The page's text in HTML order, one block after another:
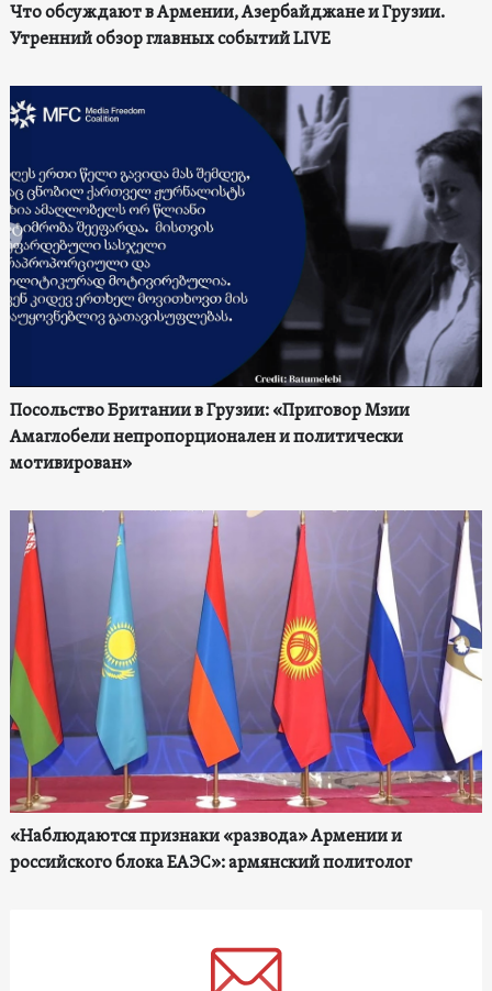
Что обсуждают в Армении, Азербайджане и Грузии.
Утренний обзор главных событий LIVE
Посольство Британии в Грузии: «Приговор Мзии
Амаглобели непропорционален и политически
мотивирован»
«Наблюдаются признаки «развода» Армении и
российского блока ЕАЭС»: армянский политолог